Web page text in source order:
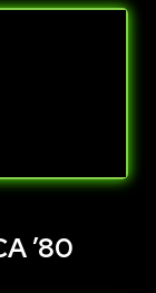
’80